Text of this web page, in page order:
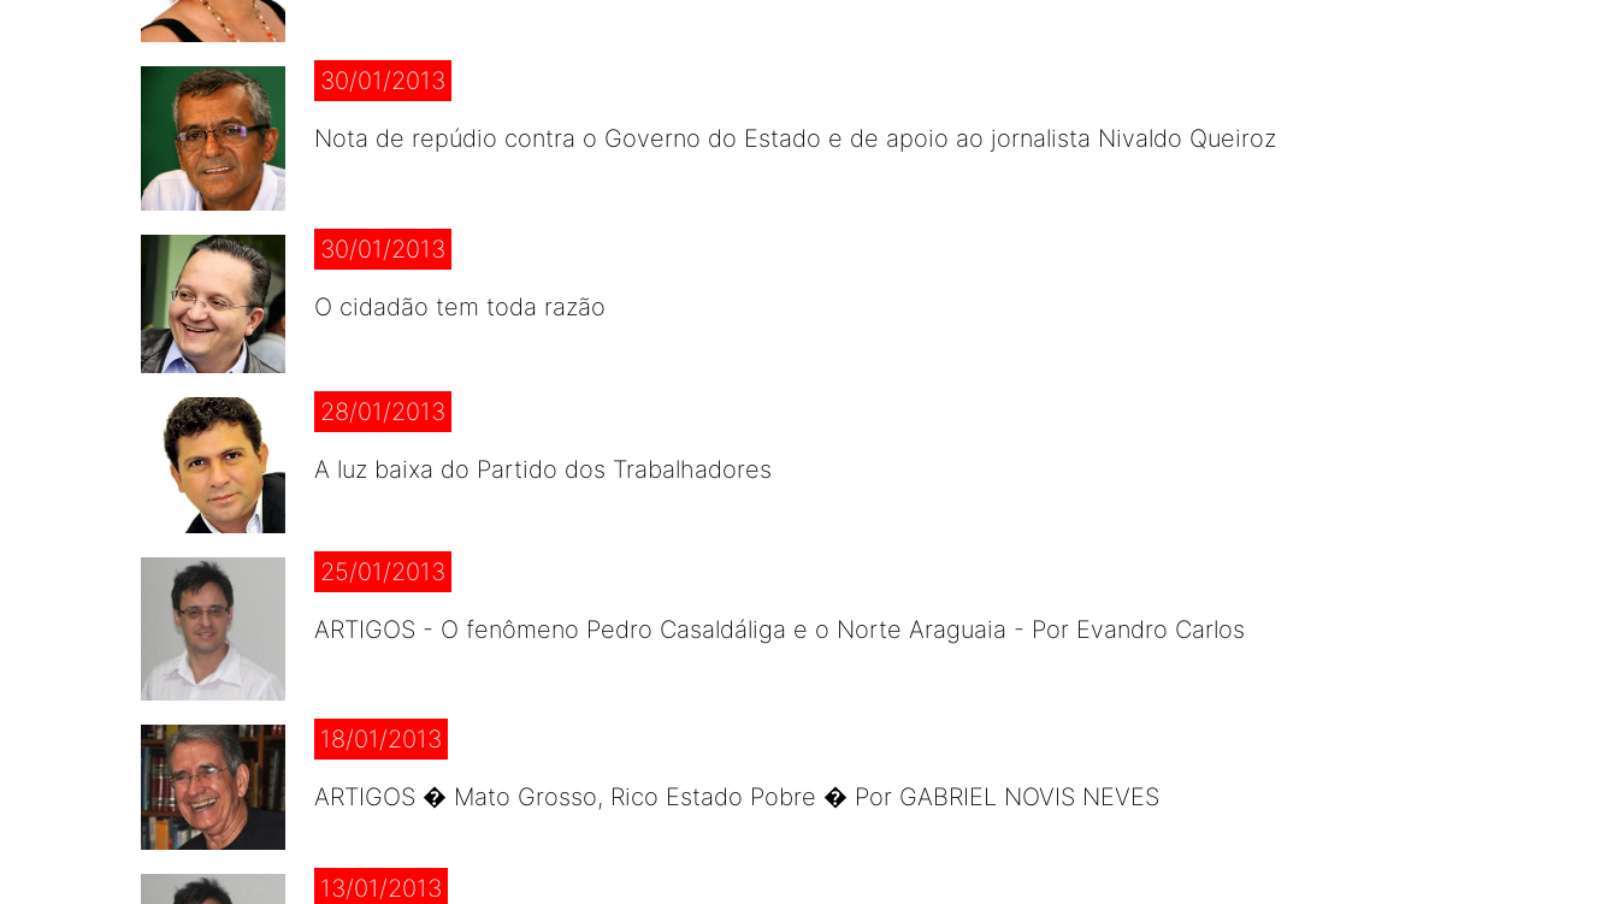
30/01/2013
Nota de repúdio contra o Governo do Estado e de apoio ao jornalista Nivaldo Queiroz
30/01/2013
O cidadão tem toda razão
28/01/2013
A luz baixa do Partido dos Trabalhadores
25/01/2013
ARTIGOS - O fenômeno Pedro Casaldáliga e o Norte Araguaia - Por Evandro Carlos
18/01/2013
ARTIGOS � Mato Grosso, Rico Estado Pobre � Por GABRIEL NOVIS NEVES
13/01/2013